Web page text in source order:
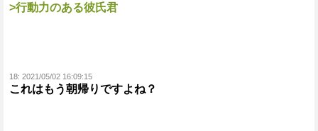
>行動力のある彼氏君
18: 2021/05/02 16:09:15
これはもう朝帰りですよね？